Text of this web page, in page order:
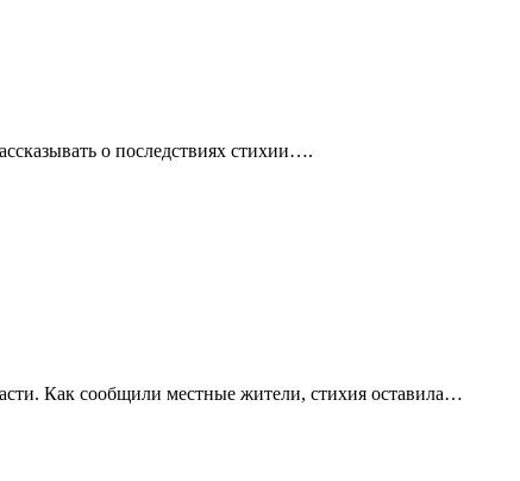
о последствиях стихии….
Как сообщили местные жители, стихия оставила…